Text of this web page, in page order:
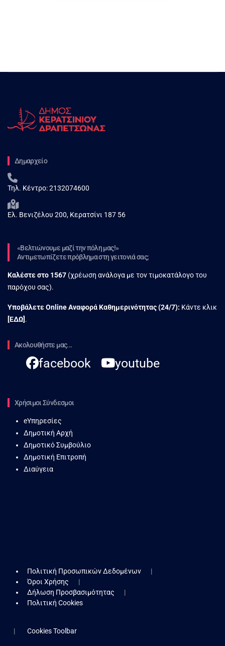
Δημαρχείο
Τηλ. Κέντρο:2132074600
Ελ. Βενιζέλου 200, Κερατσίνι 187 56
«Βελτιώνουμε μαζί την πόλη μας!»
Αντιμετωπίζετε πρόβλημα στη γειτονιά σας;
Καλέστε στο 1567 (χρέωση ανάλογα με τον τιμοκατάλογο του
παρόχου σας).
Υποβάλετε Online Αναφορά Kαθημερινότητας (24/7): Κάντε κλικ
[ΕΔΩ] .
Ακολουθήστε μας...
facebook youtube
Χρήσιμοι Σύνδεσμοι
eΥπηρεσίες
Δημοτική Αρχή
Δημοτικό Συμβούλιο
Δημοτική Επιτροπή
Διαύγεια
Πολιτική Προσωπικών Δεδομένων
Όροι Χρήσης
Δήλωση Προσβασιμότητας
Πολιτική Cookies
Cookies Toolbar